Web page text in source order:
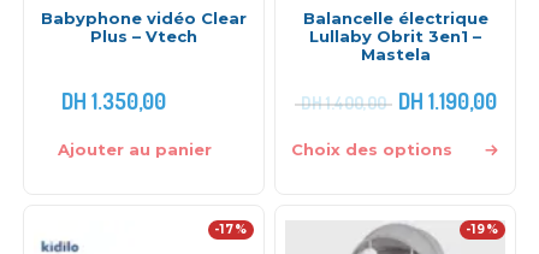
Babyphone vidéo Clear
Plus – Vtech
DH 1.350,00
Ajouter au panier
Balancelle électrique
Lullaby Obrit 3en1 –
Mastela
DH1.400,00 DH 1.190,00
Choix des options
-17% -19%